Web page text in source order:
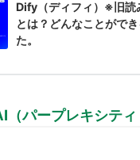
Dify（ディフィ）※旧読
とは？どんなことがで
た。
パープレキシティ